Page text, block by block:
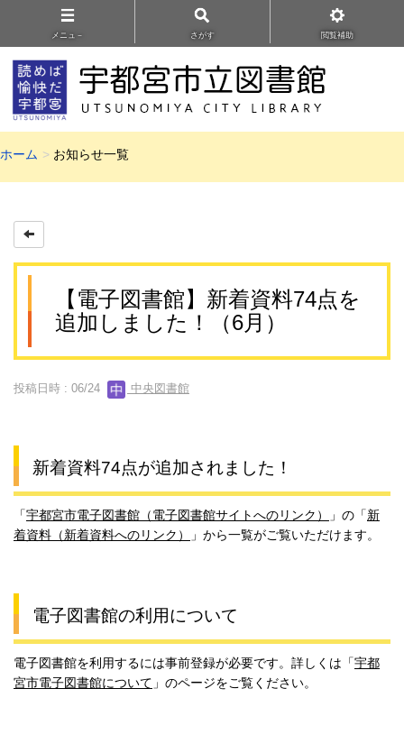
メニュ－ さがす 閲覧補助
ホーム お知らせ一覧
【電子図書館】新着資料74点を
追加しました！（6月）
投稿日時 : 06/24 中央図書館
新着資料74点が追加されました！
「宇都宮市電子図書館（電子図書館サイトへのリンク） 」の「新
着資料（新着資料へのリンク）
」から一覧がご覧いただけます。
電子図書館の利用について
電子図書館を利用するには事前登録が必要です。詳しくは「宇都
宮市電子図書館について 」のページをご覧ください。